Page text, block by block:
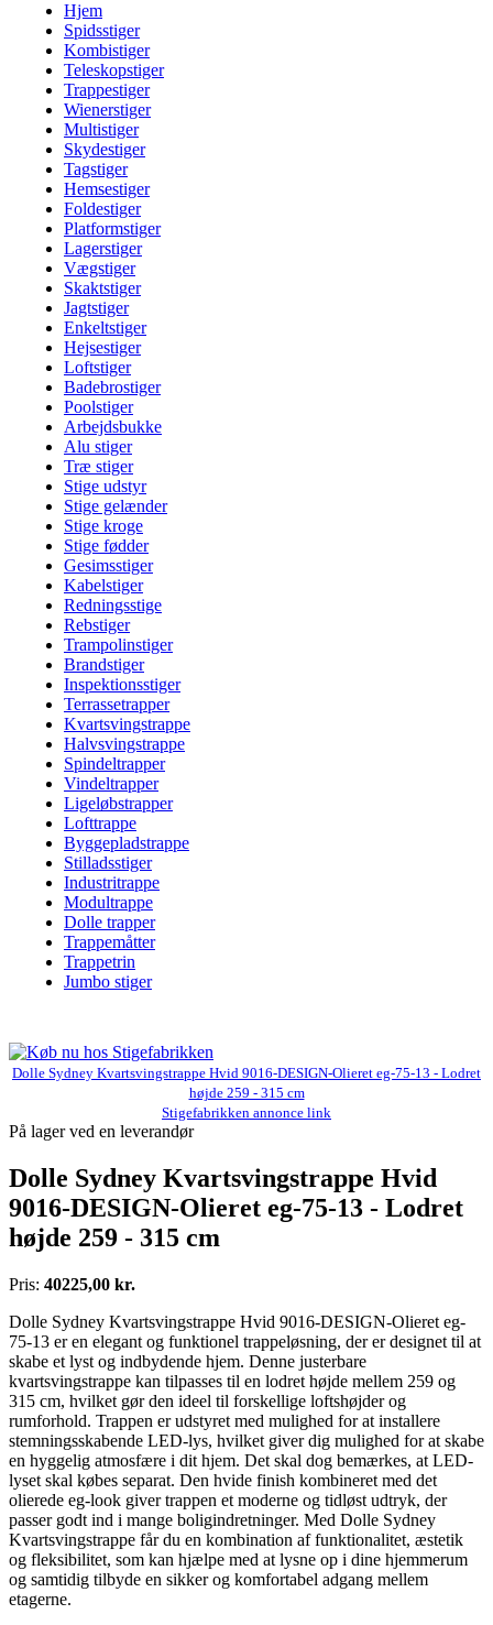
Hjem
Spidsstiger
Kombistiger
Teleskopstiger
Trappestiger
Wienerstiger
Multistiger
Skydestiger
Tagstiger
Hemsestiger
Foldestiger
Platformstiger
Lagerstiger
Vægstiger
Skaktstiger
Jagtstiger
Enkeltstiger
Hejsestiger
Loftstiger
Badebrostiger
Poolstiger
Arbejdsbukke
Alu stiger
Træ stiger
Stige udstyr
Stige gelænder
Stige kroge
Stige fødder
Gesimsstiger
Kabelstiger
Redningsstige
Rebstiger
Trampolinstiger
Brandstiger
Inspektionsstiger
Terrassetrapper
Kvartsvingstrappe
Halvsvingstrappe
Spindeltrapper
Vindeltrapper
Ligeløbstrapper
Lofttrappe
Byggepladstrappe
Stilladsstiger
Industritrappe
Modultrappe
Dolle trapper
Trappemåtter
Trappetrin
Jumbo stiger
Dolle Sydney Kvartsvingstrappe Hvid 9016-DESIGN-Olieret eg-75-13 - Lodret
højde 259 - 315 cm
Stigefabrikken annonce link
På lager ved en leverandør
Dolle Sydney Kvartsvingstrappe Hvid
9016-DESIGN-Olieret eg-75-13 - Lodret
højde 259 - 315 cm
Pris: 40225,00 kr.
Dolle Sydney Kvartsvingstrappe Hvid 9016-DESIGN-Olieret eg-
75-13 er en elegant og funktionel trappeløsning, der er designet til at
skabe et lyst og indbydende hjem. Denne justerbare
kvartsvingstrappe kan tilpasses til en lodret højde mellem 259 og
315 cm, hvilket gør den ideel til forskellige loftshøjder og
rumforhold. Trappen er udstyret med mulighed for at installere
stemningsskabende LED-lys, hvilket giver dig mulighed for at skabe
en hyggelig atmosfære i dit hjem. Det skal dog bemærkes, at LED-
lyset skal købes separat. Den hvide finish kombineret med det
olierede eg-look giver trappen et moderne og tidløst udtryk, der
passer godt ind i mange boligindretninger. Med Dolle Sydney
Kvartsvingstrappe får du en kombination af funktionalitet, æstetik
og fleksibilitet, som kan hjælpe med at lysne op i dine hjemmerum
og samtidig tilbyde en sikker og komfortabel adgang mellem
etagerne.